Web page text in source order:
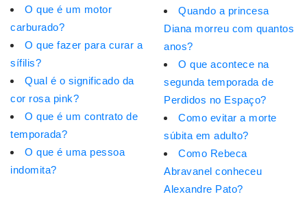
O que é um motor
carburado?
O que fazer para curar a
sífilis?
Qual é o significado da
cor rosa pink?
O que é um contrato de
temporada?
O que é uma pessoa
indomita?
Quando a princesa
Diana morreu com quantos
anos?
O que acontece na
segunda temporada de
Perdidos no Espaço?
Como evitar a morte
súbita em adulto?
Como Rebeca
Abravanel conheceu
Alexandre Pato?